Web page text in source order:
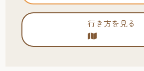
行き方を見る